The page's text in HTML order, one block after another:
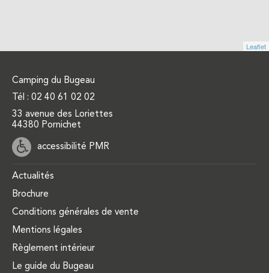
Leaflet
Camping du Bugeau
Tél : 02 40 61 02 02
33 avenue des Loriettes
44380 Pornichet
accessibilité PMR
Actualités
Brochure
Conditions générales de vente
Mentions légales
Règlement intérieur
Le guide du Bugeau